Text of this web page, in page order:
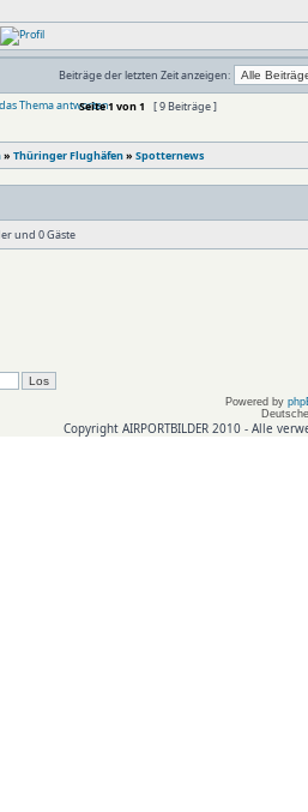
Beiträge der letzten Zeit anzeigen:
Seite1 von1 [ 9 Beiträge ]
» Thüringer Flughäfen» Spotternews
und 0 Gäste
Powered by
Copyright AIRPORTBILDER 2010 - Alle